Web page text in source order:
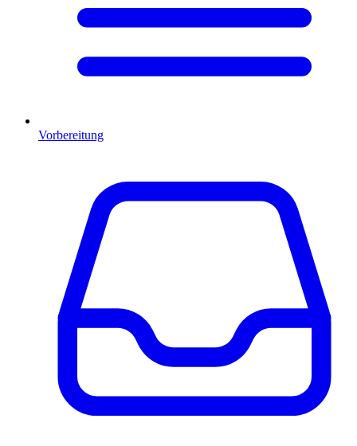
Vorbereitung